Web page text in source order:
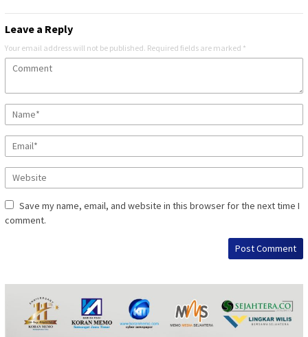
Leave a Reply
Your email address will not be published. Required fields are marked *
Save my name, email, and website in this browser for the next time I
comment.